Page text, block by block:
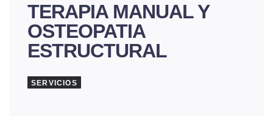
TERAPIA MANUAL Y
OSTEOPATIA
ESTRUCTURAL
SERVICIOS